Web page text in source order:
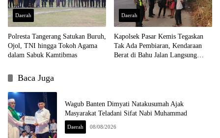
Daerah
Polresta Tangerang Satukan Buruh,
Ojol, TNI hingga Tokoh Agama
dalam Sabuk Kamtibmas
Daerah
Kapolsek Pasar Kemis Tegaskan
Tak Ada Pembiaran, Kendaraan
Berat di Bahu Jalan Langsung
Baca Juga
Wagub Banten Dimyati Natakusumah Ajak
Masyarakat Teladani Sifat Nabi Muhammad
Daerah 08/08/2026